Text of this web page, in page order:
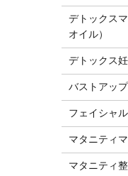
デトックス
オイル）
デトックス
バストアップ
フェイシャル
マタニティ
マタニティ